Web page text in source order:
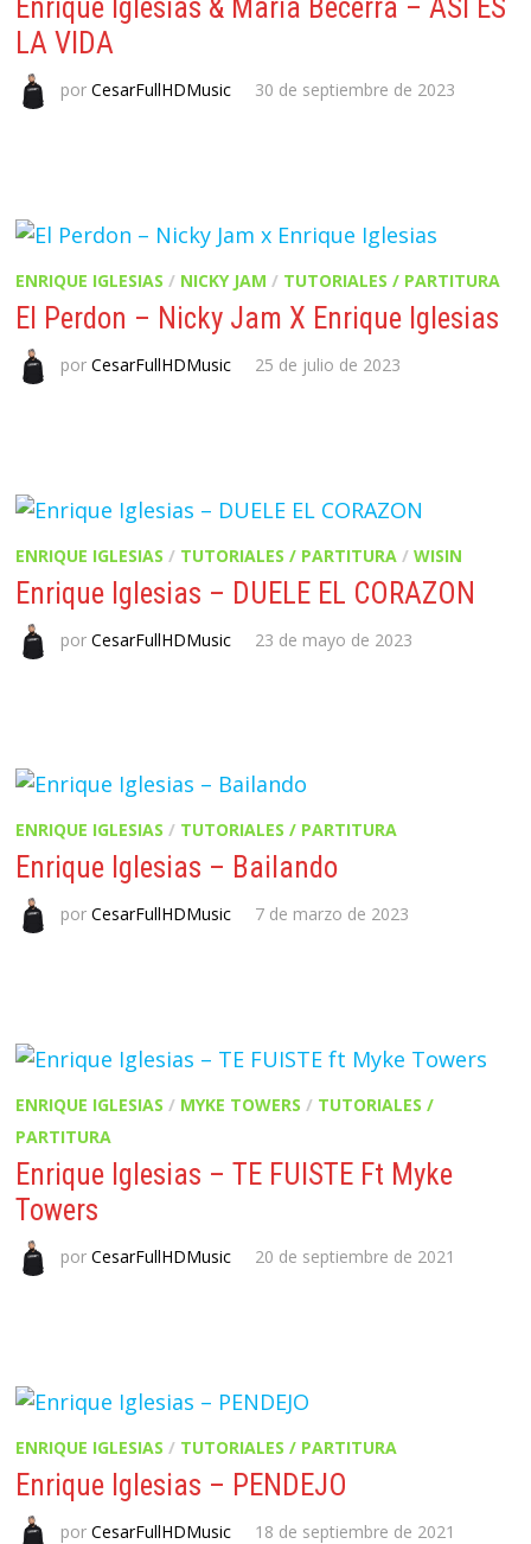
Enrique Iglesias & Maria Becerra – ASI ES
LA VIDA
porCesarFullHDMusic 30 de septiembre de 2023
ENRIQUE IGLESIAS / NICKY JAM / TUTORIALES / PARTITURA
El Perdon – Nicky Jam X Enrique Iglesias
porCesarFullHDMusic 25 de julio de 2023
ENRIQUE IGLESIAS / TUTORIALES / PARTITURA /WISIN
Enrique Iglesias – DUELE EL CORAZON
porCesarFullHDMusic 23 de mayo de 2023
ENRIQUE IGLESIAS / TUTORIALES / PARTITURA
Enrique Iglesias – Bailando
porCesarFullHDMusic 7 de marzo de 2023
ENRIQUE IGLESIAS / MYKE TOWERS / TUTORIALES /
PARTITURA
Enrique Iglesias – TE FUISTE Ft Myke
Towers
porCesarFullHDMusic 20 de septiembre de 2021
ENRIQUE IGLESIAS / TUTORIALES / PARTITURA
Enrique Iglesias – PENDEJO
porCesarFullHDMusic 18 de septiembre de 2021